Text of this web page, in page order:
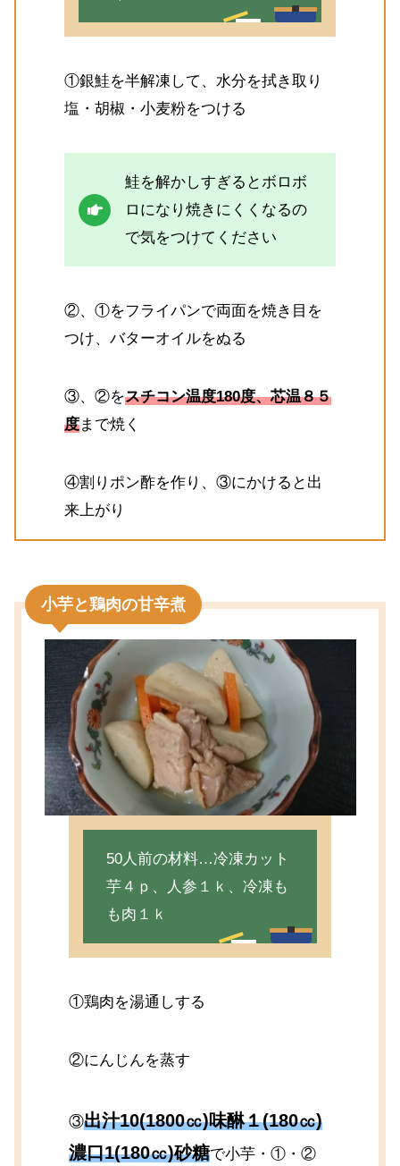
①銀鮭を半解凍して、水分を拭き取り
塩・胡椒・小麦粉をつける
鮭を解かしすぎるとボロボ
ロになり焼きにくくなるの
で気をつけてください
②、①をフライパンで両面を焼き目を
つけ、バターオイルをぬる
③、②をスチコン温度180度、芯温８５
度まで焼く
④割りポン酢を作り、③にかけると出
来上がり
小芋と鶏肉の甘辛煮
50人前の材料…冷凍カット
芋４ｐ、人参１ｋ、冷凍も
も肉１ｋ
①鶏肉を湯通しする
②にんじんを蒸す
③出汁10(1800㏄)味醂１(180㏄)
濃口1(180㏄)砂糖で小芋・①・②